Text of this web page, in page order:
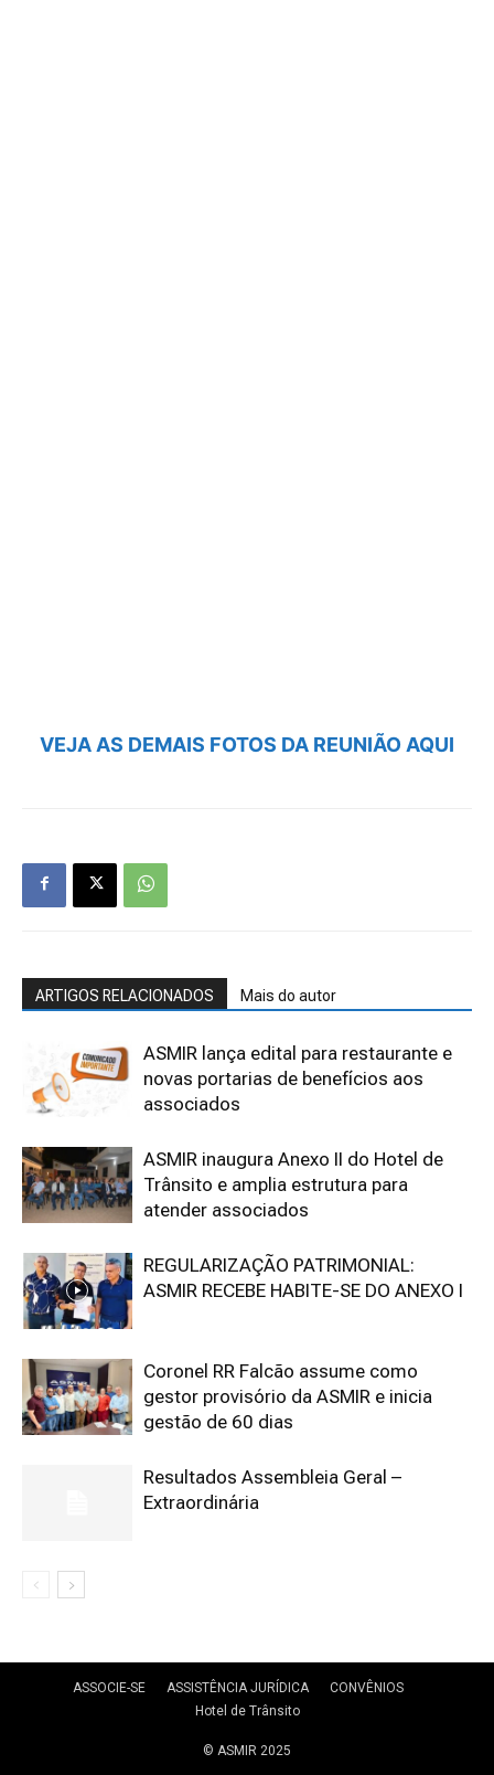
VEJA AS DEMAIS FOTOS DA REUNIÃO AQUI
ARTIGOS RELACIONADOS Mais do autor
ASMIR lança edital para restaurante e
novas portarias de benefícios aos
associados
ASMIR inaugura Anexo II do Hotel de
Trânsito e amplia estrutura para
atender associados
REGULARIZAÇÃO PATRIMONIAL:
ASMIR RECEBE HABITE-SE DO ANEXO I
Coronel RR Falcão assume como
gestor provisório da ASMIR e inicia
gestão de 60 dias
Resultados Assembleia Geral –
Extraordinária
ASSOCIE-SE ASSISTÊNCIA JURÍDICA
CONVÊNIOS
Hotel de Trânsito
© ASMIR 2025